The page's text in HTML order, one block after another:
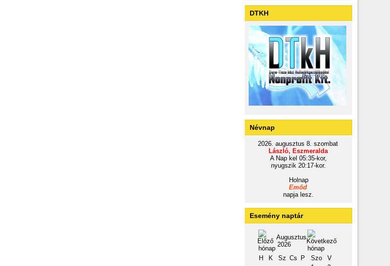
DTKH
Névnap
2026. augusztus 8. szombat
László, Eszmeralda
A Nap kel 05:35-kor,
nyugszik 20:17-kor.
Holnap
Emőd
napja lesz.
Esemény naptár
Augusztus
2026
H
K Sz Cs P Szo
V